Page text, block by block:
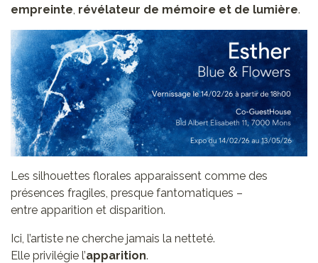
empreinte révélateur de mémoire et de lumière.
Les silhouettes florales apparaissent comme des
présences fragiles, presque fantomatiques –
entre apparition et disparition.
Ici, l’artiste ne cherche jamais la netteté.
Elle privilégie l’apparition.